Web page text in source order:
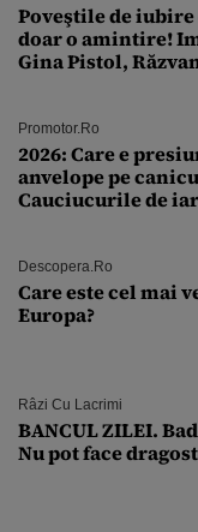
Poveştile de iubire
doar o amintire!
Gina Pistol,
Promotor.ro
2026: Care e
anvelope pe
Cauciucurile de
Descopera.ro
Care este cel mai
Europa?
Râzi Cu Lacrimi
BANCUL ZILEI.
Nu pot face